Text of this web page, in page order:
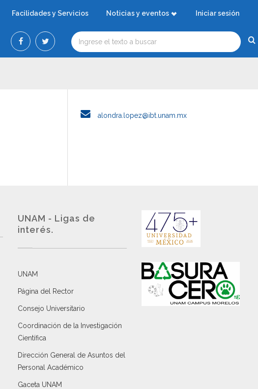
Facilidades y Servicios Noticias y eventos Iniciar sesión
alondra.lopez@ibt.unam.mx
UNAM - Ligas de
interés.
UNAM
Página del Rector
Consejo Universitario
Coordinación de la Investigación
Científica
Dirección General de Asuntos del
Personal Académico
Gaceta UNAM